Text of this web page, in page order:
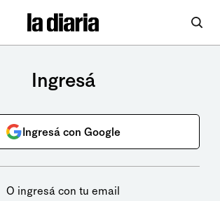
Ingresá
Ingresá con Google
O ingresá con tu email